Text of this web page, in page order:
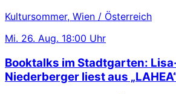
Kultursommer, Wien / Österreich
Mi. 26. Aug. 18:00 Uhr
Booktalks im Stadtgarten:
Niederberger liest aus